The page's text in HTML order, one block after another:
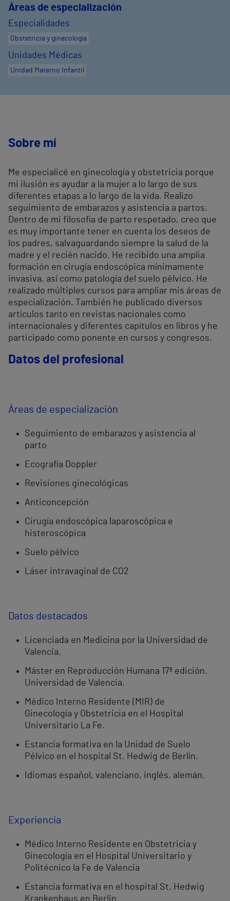
Áreas de especialización
Especialidades
Obstetricia y ginecología
Unidades Médicas
Unidad Materno Infantil
Sobre mí
Me especialicé en ginecología y obstetricia porque
mi ilusión es ayudar a la mujer a lo largo de sus
diferentes etapas a lo largo de la vida. Realizo
seguimiento de embarazos y asistencia a partos.
Dentro de mi filosofía de parto respetado, creo que
es muy importante tener en cuenta los deseos de
los padres, salvaguardando siempre la salud de la
madre y el recién nacido. He recibido una amplia
formación en cirugía endoscópica mínimamente
invasiva, así como patología del suelo pélvico. He
realizado múltiples cursos para ampliar mis áreas de
especialización. También he publicado diversos
artículos tanto en revistas nacionales como
internacionales y diferentes capítulos en libros y he
participado como ponente en cursos y congresos.
Datos del profesional
Áreas de especialización
Seguimiento de embarazos y asistencia al
parto
Ecografía Doppler
Revisiones ginecológicas
Anticoncepción
Cirugía endoscópica laparoscópica e
histeroscópica
Suelo pélvico
Láser intravaginal de CO2
Datos destacados
Licenciada en Medicina por la Universidad de
Valencia.
Máster en Reproducción Humana 17ª edición.
Universidad de Valencia.
Médico Interno Residente (MIR) de
Ginecología y Obstetricia en el Hospital
Universitario La Fe.
Estancia formativa en la Unidad de Suelo
Pélvico en el hospital St. Hedwig de Berlín.
Idiomas español, valenciano, inglés, alemán.
Experiencia
Médico Interno Residente en Obstetricia y
Ginecología en el Hospital Universitario y
Politécnico la Fe de Valencia
Estancia formativa en el hospital St. Hedwig
Krankenhaus en Berlin.